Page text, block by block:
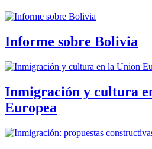
Informe sobre Bolivia
Inmigración y cultura
Europea